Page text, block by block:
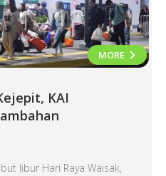
MORE
KAI
libur Hari Raya Waisak,